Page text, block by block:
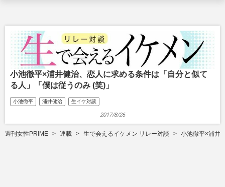
小池徹平×浦井健治、恋人に求める条件は「自分と似て
る人」「僕は従うのみ (笑)」
小池徹平 浦井健治 生イケ対談
2017/8/26
週刊女性PRIME 連載 生で会えるイケメン リレー対談 小池徹平×浦井